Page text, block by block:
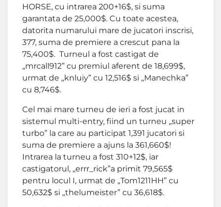
HORSE, cu intrarea 200+16$, si suma
garantata de 25,000$. Cu toate acestea,
datorita numarului mare de jucatori inscrisi,
377, suma de premiere a crescut pana la
75,400$. Turneul a fost castigat de
„mrcall912” cu premiul aferent de 18,699$,
urmat de „knluiy” cu 12,516$ si „Manechka”
cu 8,746$.
Cel mai mare turneu de ieri a fost jucat in
sistemul multi-entry, fiind un turneu „super
turbo” la care au participat 1,391 jucatori si
suma de premiere a ajuns la 361,660$!
Intrarea la turneu a fost 310+12$, iar
castigatorul, „errr_rick”a primit 79,565$
pentru locul I, urmat de „Tom1211HH” cu
50,632$ si „thelumeister” cu 36,618$.